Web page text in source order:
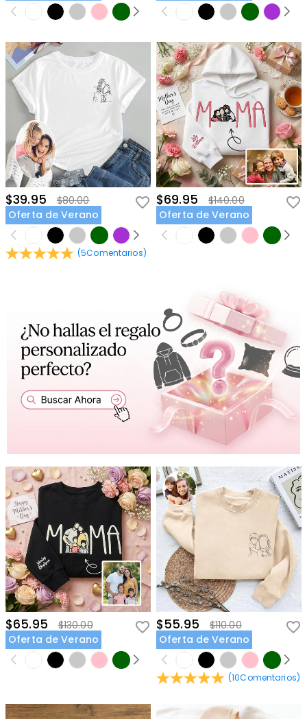
$39.95
$80.00
Oferta de Verano
(5Comentarios)
$69.95
$140.00
Oferta de Verano
$65.95
$130.00
Oferta de Verano
$55.95
$110.00
Oferta de Verano
(10Comentarios)